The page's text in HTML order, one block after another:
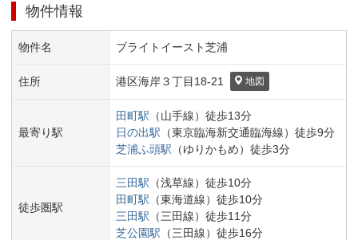
物件情報
物件名 ブライトイースト芝浦
住所 港区海岸３丁目 18-21 地図
最寄り駅
田町駅 （山手線） 徒歩13分
日の出駅 （東京臨海新交通臨海線） 徒歩9分
芝浦ふ頭駅 （ゆりかもめ） 徒歩3分
徒歩圏駅
三田駅 （浅草線） 徒歩10分
田町駅 （東海道線） 徒歩10分
三田駅 （三田線） 徒歩11分
芝公園駅 （三田線） 徒歩16分